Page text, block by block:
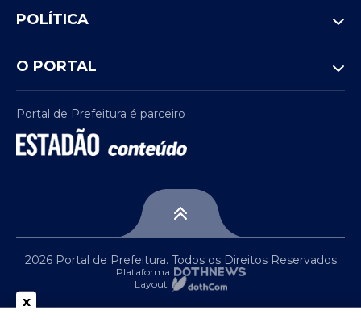
POLÍTICA
O PORTAL
Portal de Prefeitura é parceiro
2026 Portal de Prefeitura. Todos os Direitos Reservados
Plataforma
Layout
x